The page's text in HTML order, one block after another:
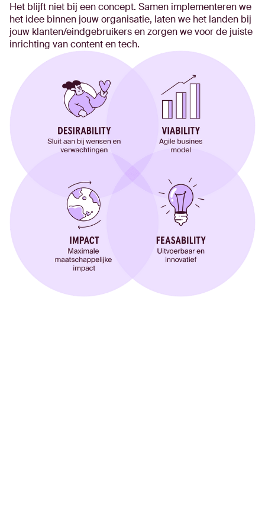
Het blijft niet bij een concept. Samen implementeren we
het idee binnen jouw organisatie, laten we het landen bij
jouw klanten/eindgebruikers en zorgen we voor de juiste
inrichting van content en tech.